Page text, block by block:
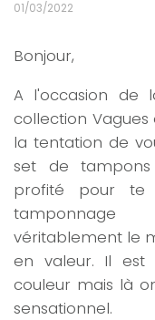
01/03/2022
Bonjour,
A l'occasion de
collection Vagues
la tentation de
set de tampons
profité pour te
véritablement le
en valeur. Il est
couleur mais là
sensationnel.